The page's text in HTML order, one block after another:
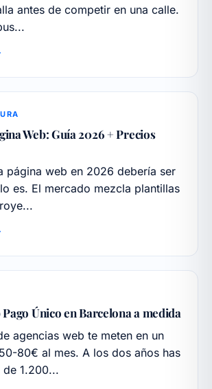
antes de competir en una calle.
Web: Guía 2026 + Precios
página web en 2026 debería ser
es. El mercado mezcla plantillas
Pago Único en Barcelona a medida
agencias web te meten en un
80€ al mes. A los dos años has
1.200...